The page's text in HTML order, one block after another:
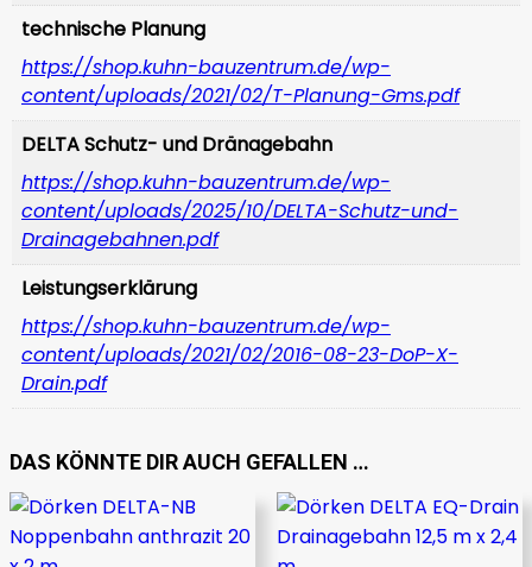
technische Planung
https://shop.kuhn-bauzentrum.de/wp-
content/uploads/2021/02/T-Planung-Gms.pdf
DELTA Schutz- und Dränagebahn
https://shop.kuhn-bauzentrum.de/wp-
content/uploads/2025/10/DELTA-Schutz-und-
Drainagebahnen.pdf
Leistungserklärung
https://shop.kuhn-bauzentrum.de/wp-
content/uploads/2021/02/2016-08-23-DoP-X-
Drain.pdf
DAS KÖNNTE DIR AUCH GEFALLEN …